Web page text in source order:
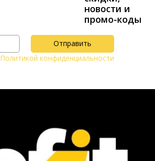
новости и
промо-коды
Политикой конфиденциальности